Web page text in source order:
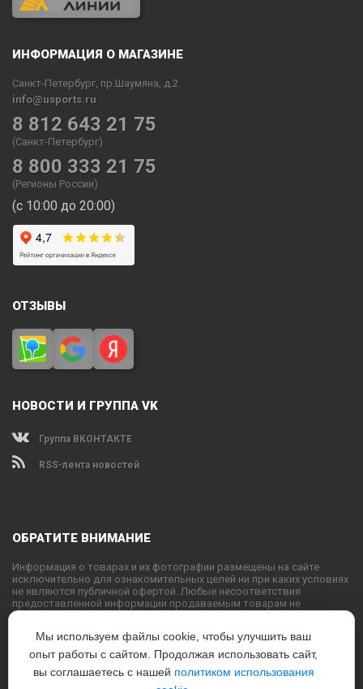
ИНФОРМАЦИЯ О МАГАЗИНЕ
Санкт-Петербург, пр.Шаумяна, д.2
info@usports.ru
8 812 643 21 75
(Санкт-Петербург)
8 800 333 21 75
(Регионы России)
(с 10:00 до 20:00)
ОТЗЫВЫ
НОВОСТИ И ГРУППА VK
Группа ВКОНТАКТЕ
RSS-лента новостей
ОБРАТИТЕ ВНИМАНИЕ
Информация о товарах и их фотографии размещены на сайте
исключительно для ознакомительных целей ни при каких условиях
не являются публичной офертой. Любые несоответствия
предоставленной информации продаваемым товарам не
являются основанием для претензий, так как внешний вид и
свое усмотрение.
Использование текстовых или графических материалов с сайта
запрещено без согласования с администрацией USPORTS
Мы используем файлы cookie, чтобы улучшить ваш
опыт работы с сайтом. Продолжая использовать сайт,
вы соглашаетесь с нашей политиком использования